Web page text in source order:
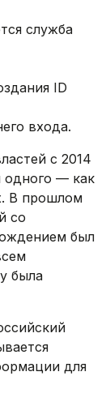
служба
ID
входа.
с 2014
одного — как
В прошлом
со
был
была
для